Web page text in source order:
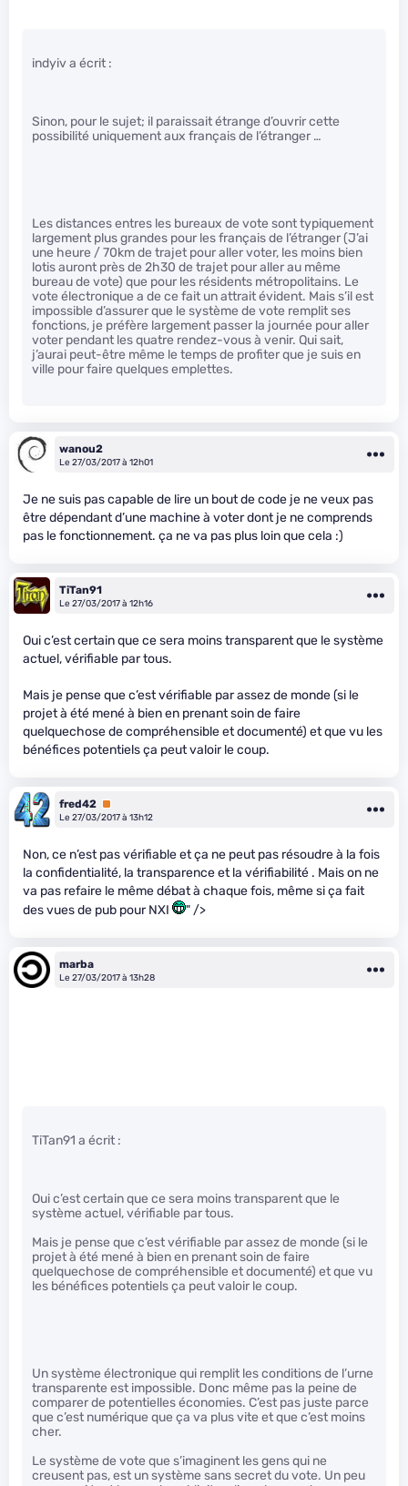
indyiv a écrit :
Sinon, pour le sujet; il paraissait étrange d’ouvrir cette
possibilité uniquement aux français de l’étranger …
Les distances entres les bureaux de vote sont typiquement
largement plus grandes pour les français de l’étranger (J’ai
une heure / 70km de trajet pour aller voter, les moins bien
lotis auront près de 2h30 de trajet pour aller au même
bureau de vote) que pour les résidents métropolitains. Le
vote électronique a de ce fait un attrait évident. Mais s’il est
impossible d’assurer que le système de vote remplit ses
fonctions, je préfère largement passer la journée pour aller
voter pendant les quatre rendez-vous à venir. Qui sait,
j’aurai peut-être même le temps de profiter que je suis en
ville pour faire quelques emplettes.
wanou2
Le 27/03/2017 à 12h01
Je ne suis pas capable de lire un bout de code je ne veux pas
être dépendant d’une machine à voter dont je ne comprends
pas le fonctionnement. ça ne va pas plus loin que cela :)
TiTan91
Le 27/03/2017 à 12h16
Oui c’est certain que ce sera moins transparent que le système
actuel, vérifiable par tous.
Mais je pense que c’est vérifiable par assez de monde (si le
projet à été mené à bien en prenant soin de faire
quelquechose de compréhensible et documenté) et que vu les
bénéfices potentiels ça peut valoir le coup.
fred42 Premium
Le 27/03/2017 à 13h12
Non, ce n’est pas vérifiable et ça ne peut pas résoudre à la fois
la confidentialité, la transparence et la vérifiabilité . Mais on ne
va pas refaire le même débat à chaque fois, même si ça fait
des vues de pub pour NXI
" />
marba
Le 27/03/2017 à 13h28
TiTan91 a écrit :
Oui c’est certain que ce sera moins transparent que le
système actuel, vérifiable par tous.
Mais je pense que c’est vérifiable par assez de monde (si le
projet à été mené à bien en prenant soin de faire
quelquechose de compréhensible et documenté) et que vu
les bénéfices potentiels ça peut valoir le coup.
Un système électronique qui remplit les conditions de l’urne
transparente est impossible. Donc même pas la peine de
comparer de potentielles économies. C’est pas juste parce
que c’est numérique que ça va plus vite et que c’est moins
cher.
Le système de vote que s’imaginent les gens qui ne
creusent pas, est un système sans secret du vote. Un peu